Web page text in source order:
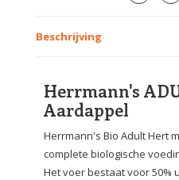
Beschrijving
Herrmann's
Aardappel
Herrmann's Bio Adult Hert
complete biologische
Het voer bestaat voor 50%